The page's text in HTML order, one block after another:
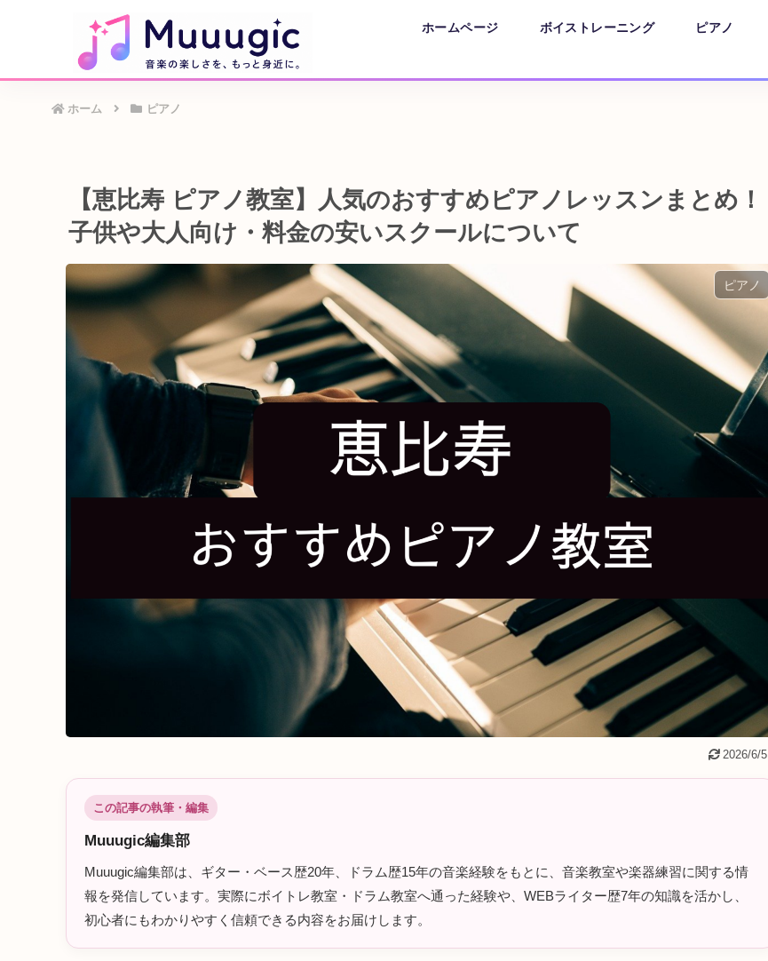
ホームページ ボイストレーニング ピアノ
ホーム ピアノ
【恵比寿 ピアノ教室】人気のおすすめピアノレッスンまとめ！
子供や大人向け・料金の安いスクールについて
ピアノ
2026/6/5
この記事の執筆・編集
Muuugic編集部
Muuugic編集部は、ギター・ベース歴20年、ドラム歴15年の音楽経験をもとに、音楽教室や楽器練習に関する情
報を発信しています。実際にボイトレ教室・ドラム教室へ通った経験や、WEBライター歴7年の知識を活かし、
初心者にもわかりやすく信頼できる内容をお届けします。